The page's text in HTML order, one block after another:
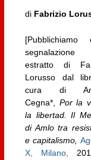
di Fabrizio
[Pubblichiamo
estratto di
Lorusso dal
cura di
Cegna*, Por la
la libertad. Il
di Amlo tra
e capitalismo,
X, Milano,